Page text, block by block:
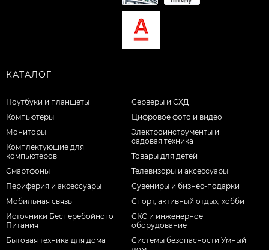
КАТАЛОГ
Ноутбуки и планшеты
Компьютеры
Мониторы
Комплектующие для
компьютеров
Смартфоны
Периферия и аксессуары
Мобильная связь
Источники Бесперебойного
Питания
Бытовая техника для дома
Серверы и СХД
Цифровое фото и видео
Электроинструменты и
садовая техника
Товары для детей
Телевизоры и аксессуары
Сувениры и бизнес-подарки
Спорт, активный отдых, хобби
СКС и инженерное
оборудование
Системы безопасности Умный